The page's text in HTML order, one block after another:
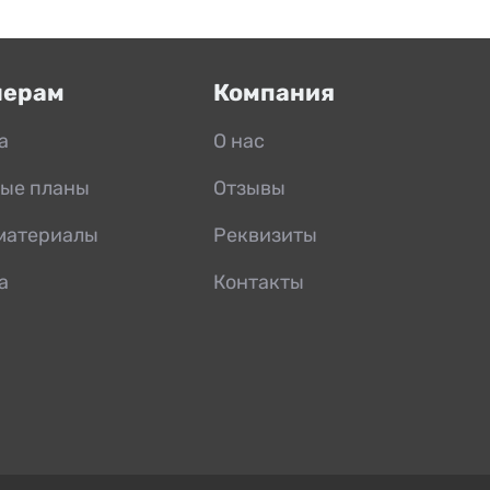
планы
Компания
О нас
Отзывы
Реквизиты
Контакты